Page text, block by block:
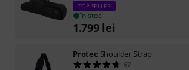
TOP SELLER
în stoc
1.799 lei
Protec Shoulder Strap
67